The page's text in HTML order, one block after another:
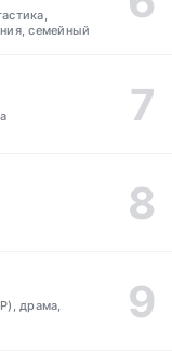
семейный
драма,